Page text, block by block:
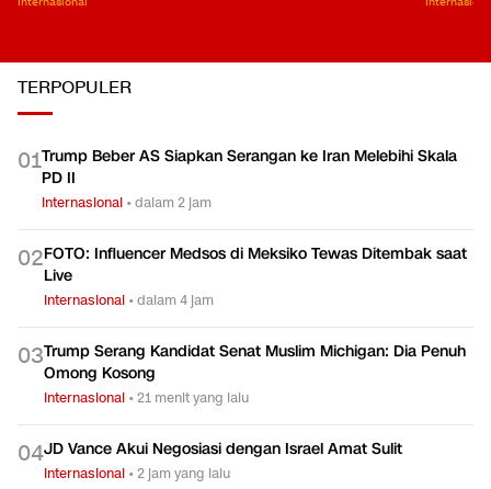
TERPOPULER
01Trump Beber AS Siapkan Serangan ke Iran Melebihi Skala
PD II
Internasional •dalam 2 jam
02FOTO: Influencer Medsos di Meksiko Tewas Ditembak saat
Live
Internasional •dalam 4 jam
03Trump Serang Kandidat Senat Muslim Michigan: Dia Penuh
Omong Kosong
Internasional •21 menit yang lalu
04JD Vance Akui Negosiasi dengan Israel Amat Sulit
Internasional •2 jam yang lalu